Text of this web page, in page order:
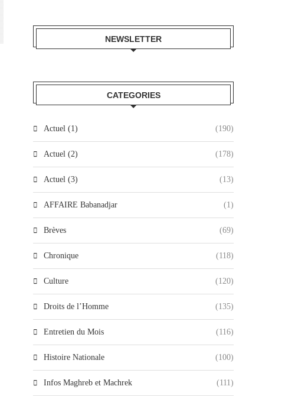
NEWSLETTER
CATEGORIES
Actuel (1) (190)
Actuel (2) (178)
Actuel (3) (13)
AFFAIRE Babanadjar (1)
Brèves (69)
Chronique (118)
Culture (120)
Droits de l’Homme (135)
Entretien du Mois (116)
Histoire Nationale (100)
Infos Maghreb et Machrek (111)